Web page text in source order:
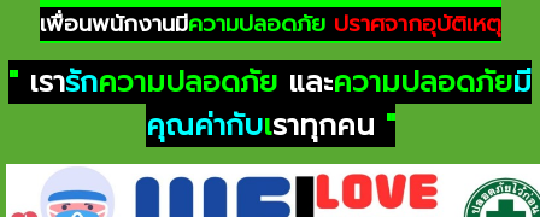
เพื่อนพนักงานมีความปลอดภัย ปราศจากอุบัติเหตุ
" เรารักความปลอดภัย และความปลอดภัยมี
คุณค่ากับเราทุกคน "